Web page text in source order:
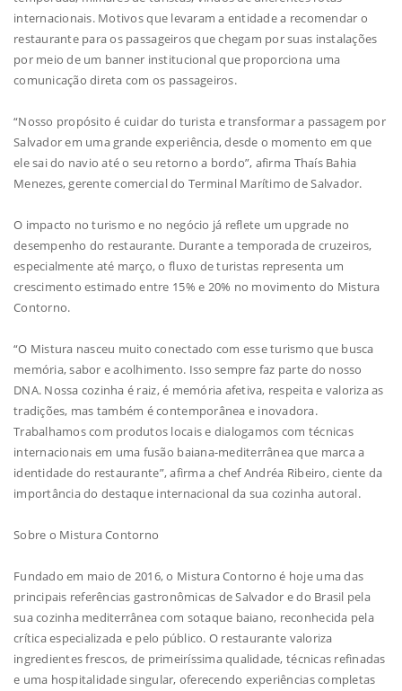
internacionais. Motivos que levaram a entidade a recomendar o
restaurante para os passageiros que chegam por suas instalações
por meio de um banner institucional que proporciona uma
comunicação direta com os passageiros.
“Nosso propósito é cuidar do turista e transformar a passagem por
Salvador em uma grande experiência, desde o momento em que
ele sai do navio até o seu retorno a bordo”, afirma Thaís Bahia
Menezes, gerente comercial do Terminal Marítimo de Salvador.
O impacto no turismo e no negócio já reflete um upgrade no
desempenho do restaurante. Durante a temporada de cruzeiros,
especialmente até março, o fluxo de turistas representa um
crescimento estimado entre 15% e 20% no movimento do Mistura
Contorno.
“O Mistura nasceu muito conectado com esse turismo que busca
memória, sabor e acolhimento. Isso sempre faz parte do nosso
DNA. Nossa cozinha é raiz, é memória afetiva, respeita e valoriza as
tradições, mas também é contemporânea e inovadora.
Trabalhamos com produtos locais e dialogamos com técnicas
internacionais em uma fusão baiana-mediterrânea que marca a
identidade do restaurante”, afirma a chef Andréa Ribeiro, ciente da
importância do destaque internacional da sua cozinha autoral.
Sobre o Mistura Contorno
Fundado em maio de 2016, o Mistura Contorno é hoje uma das
principais referências gastronômicas de Salvador e do Brasil pela
sua cozinha mediterrânea com sotaque baiano, reconhecida pela
crítica especializada e pelo público. O restaurante valoriza
ingredientes frescos, de primeiríssima qualidade, técnicas refinadas
e uma hospitalidade singular, oferecendo experiências completas